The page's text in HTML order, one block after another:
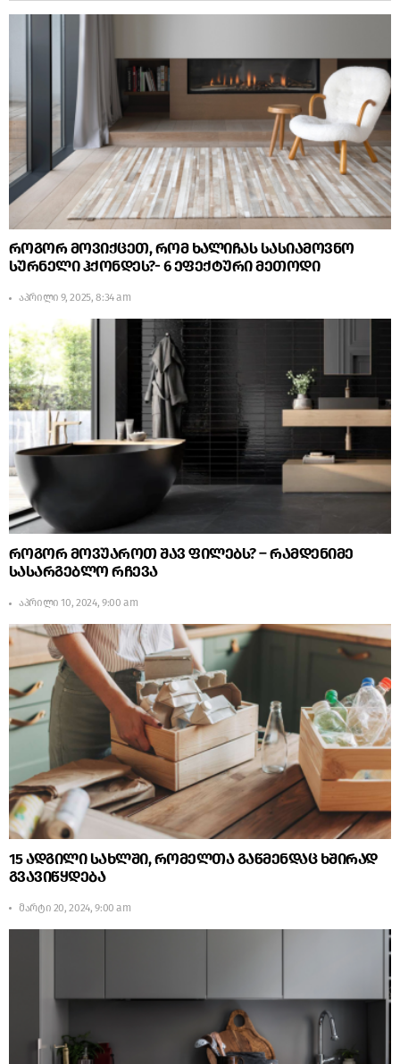
როგორ მოვიქცეთ, რომ ხალიჩას სასიამოვნო
სურნელი ჰქონდეს?- 6 ეფექტური მეთოდი
აპრილი 9, 2025, 8:34 am
როგორ მოვუაროთ შავ ფილებს? – რამდენიმე
სასარგებლო რჩევა
აპრილი 10, 2024, 9:00 am
15 ადგილი სახლში, რომელთა გაწმენდაც ხშირად
გვავიწყდება
მარტი 20, 2024, 9:00 am